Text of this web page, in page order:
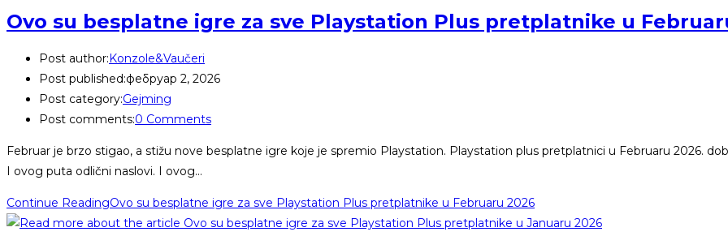
Ovo su besplatne igre za sve Playstation Plus pretplatnike u
Post author:Konzole&Vaučeri
Post published:фебруар 2, 2026
Post category:Gejming
Post comments:0 Comments
Februar je brzo stigao, a stižu nove besplatne igre koje je spremio Playstation. Playstation plus pretplatnici u Februaru 2026.
I ovog puta odlični naslovi. I ovog…
Continue ReadingOvo su besplatne igre za sve Playstation Plus pretplatnike u Februaru 2026